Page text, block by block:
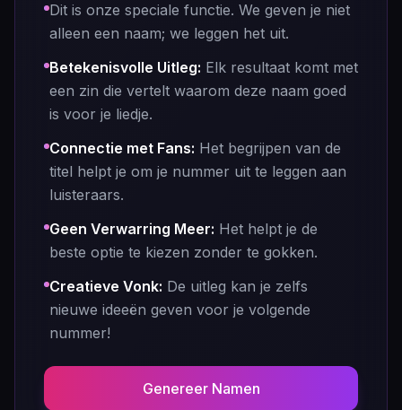
Dit is onze speciale functie. We geven je niet
alleen een naam; we leggen het uit.
Betekenisvolle Uitleg: Elk resultaat komt met
een zin die vertelt waarom deze naam goed
is voor je liedje.
Connectie met Fans: Het begrijpen van de
titel helpt je om je nummer uit te leggen aan
luisteraars.
Geen Verwarring Meer: Het helpt je de
beste optie te kiezen zonder te gokken.
Creatieve Vonk: De uitleg kan je zelfs
nieuwe ideeën geven voor je volgende
nummer!
Genereer Namen